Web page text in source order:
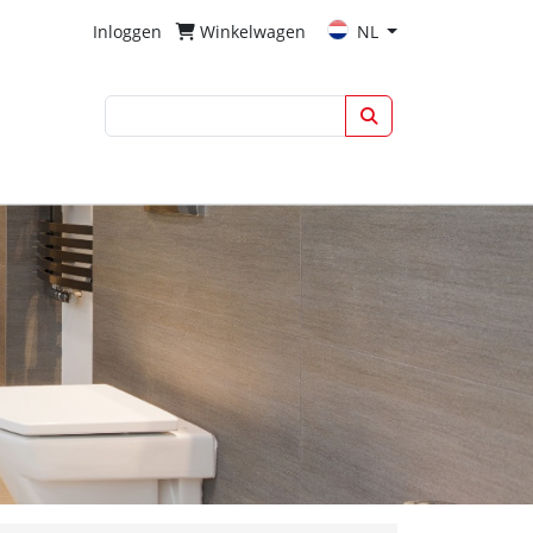
Inloggen Winkelwagen NL